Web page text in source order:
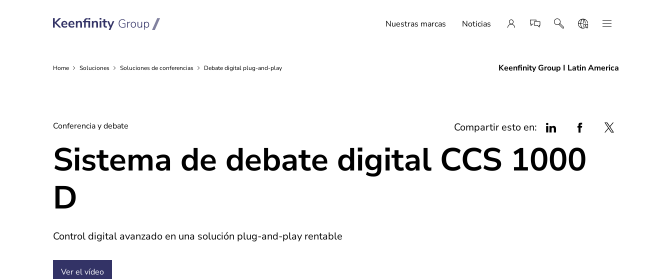
Nuestras marcas Noticias
Home Soluciones Soluciones deconferencias Debate digital plug-and-play Keenfinity Group I Latin America
Conferencia y debate Compartir esto en:
Sistema de debate digital CCS 1000
D
Control digital avanzado en una solución plug-and-play rentable
Ver elvídeo